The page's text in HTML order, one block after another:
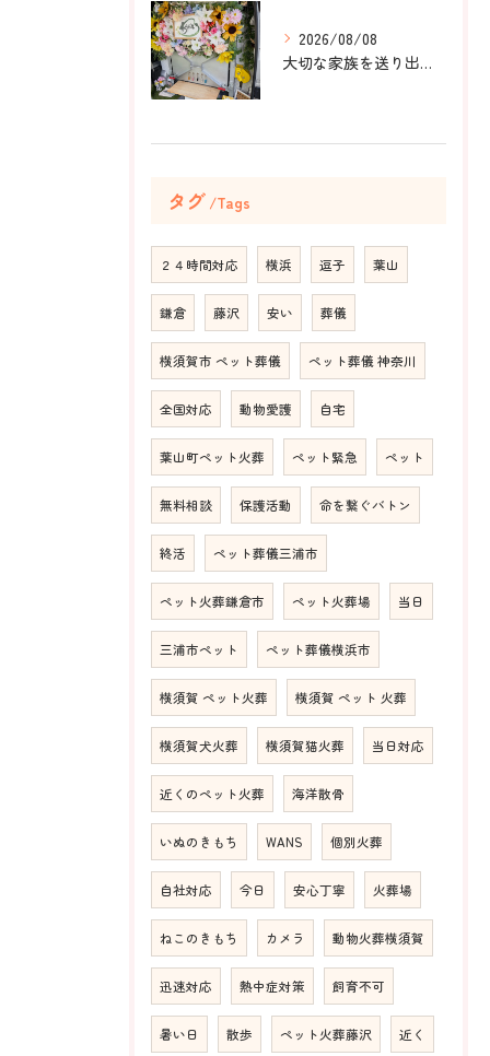
2026/08/08
大切な家族を送り出すお手伝いをしました。
タグ Tags
２４時間対応 横浜 逗子 葉山
鎌倉 藤沢 安い 葬儀
横須賀市 ペット葬儀 ペット葬儀 神奈川
全国対応 動物愛護 自宅
葉山町ペット火葬 ペット緊急 ペット
無料相談 保護活動 命を繋ぐバトン
終活 ペット葬儀三浦市
ペット火葬鎌倉市 ペット火葬場 当日
三浦市ペット ペット葬儀横浜市
横須賀 ペット火葬 横須賀 ペット 火葬
横須賀犬火葬 横須賀猫火葬 当日対応
近くのペット火葬 海洋散骨
いぬのきもち WANS 個別火葬
自社対応 今日 安心丁寧 火葬場
ねこのきもち カメラ 動物火葬横須賀
迅速対応 熱中症対策 飼育不可
暑い日 散歩 ペット火葬藤沢 近く